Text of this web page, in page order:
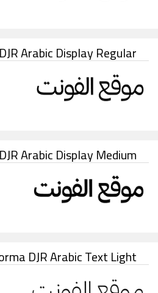
Arabic Display Regular
Arabic Display Medium
DJR Arabic Text Light